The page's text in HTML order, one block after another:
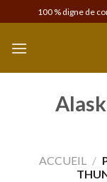
to
content
100 % digne de
ACCUEIL /